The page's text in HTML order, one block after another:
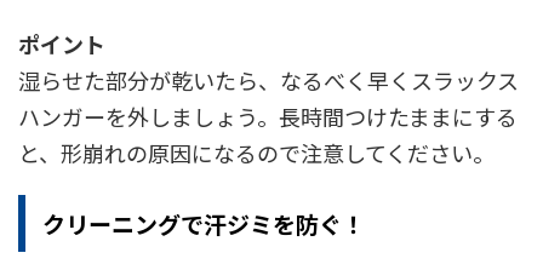
ポイント
湿らせた部分が乾いたら、なるべく早くスラックス
ハンガーを外しましょう。長時間つけたままにする
と、形崩れの原因になるので注意してください。
クリーニングで汗ジミを防ぐ！